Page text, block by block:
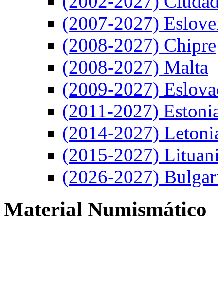
(2007-2027)
(2008-2027) Chipre
(2008-2027) Malta
(2009-2027)
(2011-2027)
(2014-2027)
(2015-2027)
(2026-2027)
Material Numismático